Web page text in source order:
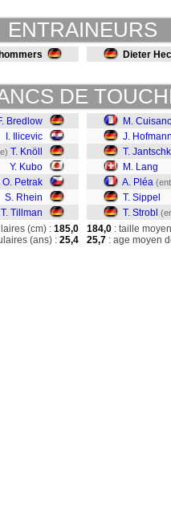
ENTRAINEURS
Dieter
DE
Bredlow
I. Ilicevic
T. Knöll
Y. Kubo
O. Petrak
S. Rhein
T. Tillman
M.
J.
T.
M. Lang
A. Pléa
T. Sippel
T. Strobl
(cm) : 185,0
(ans) : 25,4
184,0 : taille
25,7 : age moyen